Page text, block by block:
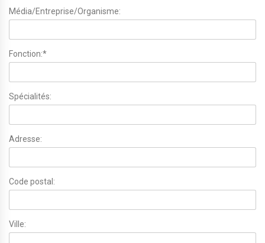
Média/Entreprise/Organisme:
Fonction:*
Spécialités:
Adresse:
Code postal:
Ville: